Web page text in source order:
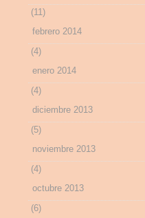
(11)
febrero 2014
(4)
enero 2014
(4)
diciembre 2013
(5)
noviembre 2013
(4)
octubre 2013
(6)